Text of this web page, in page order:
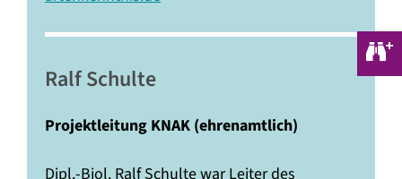
Ralf Schulte
Projektleitung KNAK (ehrenamtlich)
Dipl.-Biol. Ralf Schulte war Leiter des